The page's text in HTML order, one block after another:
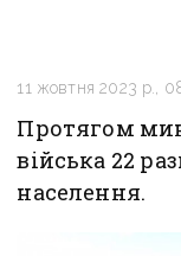
11 жовтня 2023 р.,
Протягом
війська 22
населення.